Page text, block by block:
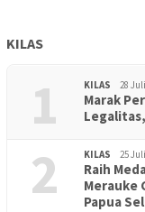
KILAS
1 KILAS 28
Marak
2 KILAS 25
Raih
Merauke
Papua